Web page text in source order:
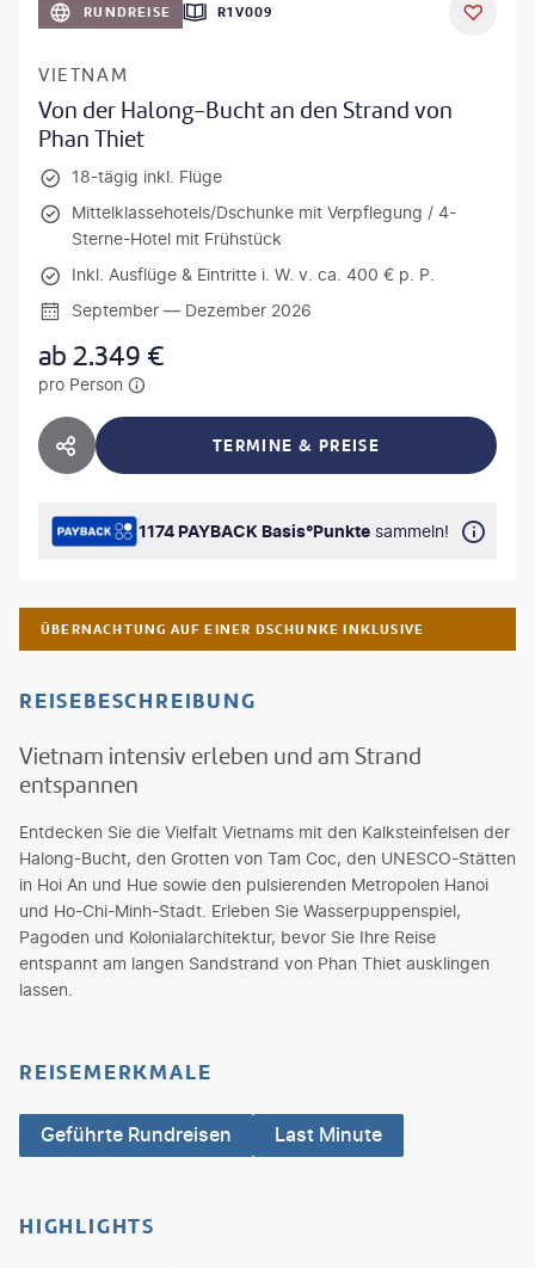
RUNDREISE R1V009
VIETNAM
Von der Halong-Bucht an den Strand von
Phan Thiet
18-tägig inkl. Flüge
Mittelklassehotels/Dschunke mit Verpflegung / 4-
Sterne-Hotel mit Frühstück
Inkl. Ausflüge & Eintritte i. W. v. ca. 400 € p. P.
September — Dezember 2026
ab2.349 €
pro Person
HOTEL TEILEN TERMINE & PREISE
1174 PAYBACK Basis°Punkte sammeln!
ÜBERNACHTUNG AUF EINER DSCHUNKE INKLUSIVE
REISEBESCHREIBUNG
Vietnam intensiv erleben und am Strand
entspannen
Entdecken Sie die Vielfalt Vietnams mit den Kalksteinfelsen der
Halong-Bucht, den Grotten von Tam Coc, den UNESCO-Stätten
in Hoi An und Hue sowie den pulsierenden Metropolen Hanoi
und Ho-Chi-Minh-Stadt. Erleben Sie Wasserpuppenspiel,
Pagoden und Kolonialarchitektur, bevor Sie Ihre Reise
entspannt am langen Sandstrand von Phan Thiet ausklingen
lassen.
REISEMERKMALE
Geführte Rundreisen Last Minute
HIGHLIGHTS